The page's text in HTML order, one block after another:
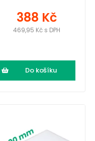
388 Kč
469,95 Kč s DPH
Do košíku